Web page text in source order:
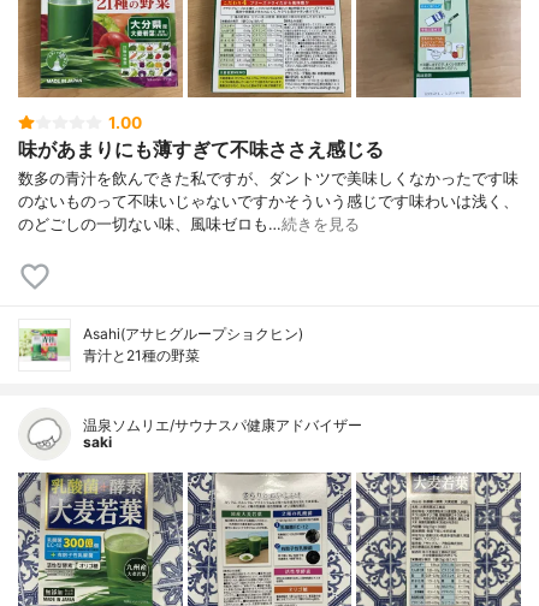
1.00
味があまりにも薄すぎて不味ささえ感じる
数多の青汁を飲んできた私ですが、ダントツで美味しくなかったです味
のないものって不味いじゃないですかそういう感じです味わいは浅く、
のどごしの一切ない味、風味ゼロも…続きを見る
Asahi(アサヒグループショクヒン)
青汁と21種の野菜
温泉ソムリエ/サウナスパ健康アドバイザー
saki